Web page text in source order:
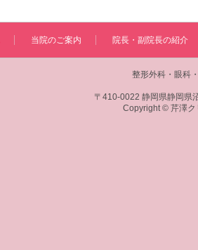
当院のご案内 院長・副院長の紹介
整形外科・眼科
〒410-0022 静岡県静岡県
Copyright © 芹澤ク